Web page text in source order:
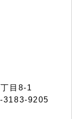
丁目 8-1
3183-9205